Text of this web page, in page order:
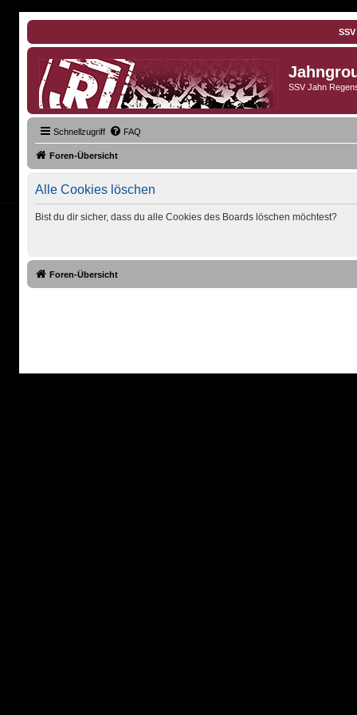
SSV Jahn
Schnellzugriff FAQ
Foren-Übersicht
Alle Cookies löschen
Bist du dir sicher, dass du alle Cookies des Boards löschen möchtest?
Foren-Übersicht